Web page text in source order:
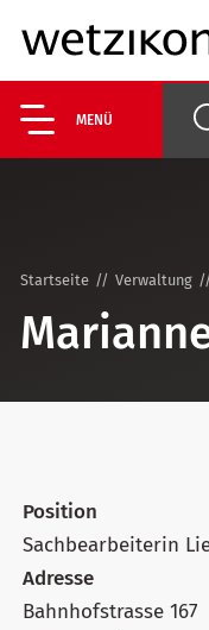
MENÜ
Startseite Verwaltung
Position
Sachbearbeiterin
Adresse
Bahnhofstrasse 167